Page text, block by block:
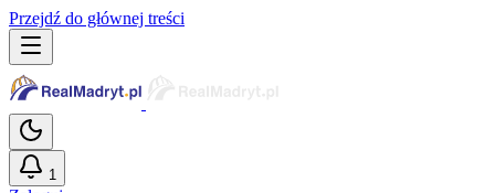
Przejdź do głównej treści
1